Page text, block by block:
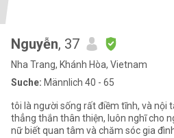
Nguyễn, 37
Nha Trang, Khánh Hòa, Vietnam
Suche: Männlich 40 - 65
tôi là người sống rất điềm tĩnh, và nội
thẳng thắn thân thiện, luôn nghĩ cho
nữ biết quan tâm và chăm sóc gia